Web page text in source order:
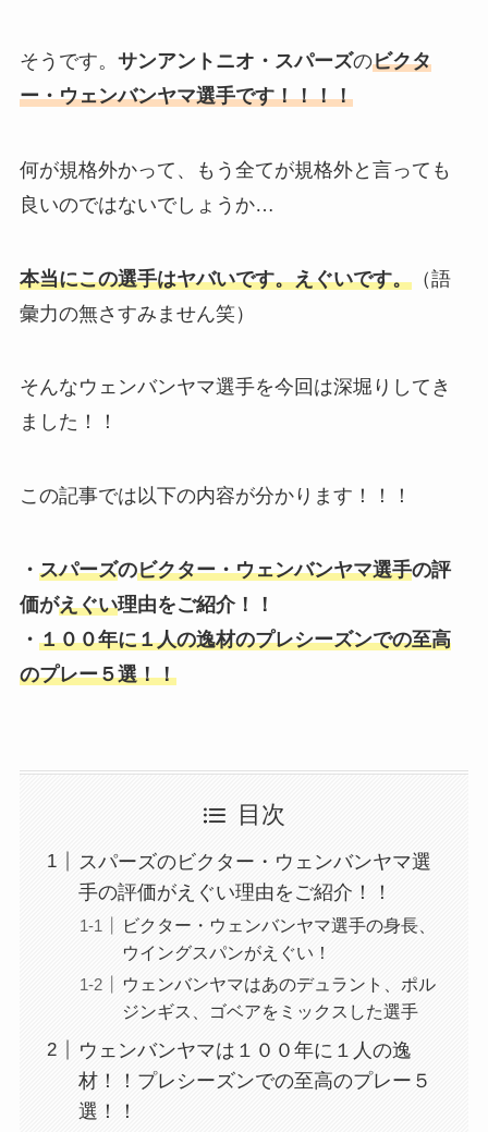
そうです。 サンアントニオ・スパーズのビクタ
ー・ウェンバンヤマ選手です！！！！
何が規格外かって、もう全てが規格外と言っても
良いのではないでしょうか…
本当にこの選手はヤバいです。えぐいです。（語
彙力の無さすみません笑）
そんなウェンバンヤマ選手を今回は深堀りしてき
ました！！
この記事では以下の内容が分かります！！！
・ スパーズのビクター・ウェンバンヤマ選手の評
価がえぐい理由をご紹介！！
・ １００年に１人の逸材のプレシーズンでの至高
のプレー５選！！
目次
スパーズのビクター・ウェンバンヤマ選
手の評価がえぐい理由をご紹介！！
ビクター・ウェンバンヤマ選手の身長、
ウイングスパンがえぐい！
ウェンバンヤマはあのデュラント、ポル
ジンギス、ゴベアをミックスした選手
ウェンバンヤマは１００年に１人の逸
材！！プレシーズンでの至高のプレー５
選！！